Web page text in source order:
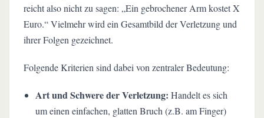
reicht also nicht zu sagen: „Ein gebrochener Arm kostet X
Euro.“ Vielmehr wird ein Gesamtbild der Verletzung und
ihrer Folgen gezeichnet.
Folgende Kriterien sind dabei von zentraler Bedeutung:
Art und Schwere der Verletzung: Handelt es sich
um einen einfachen, glatten Bruch (z.B. am Finger)